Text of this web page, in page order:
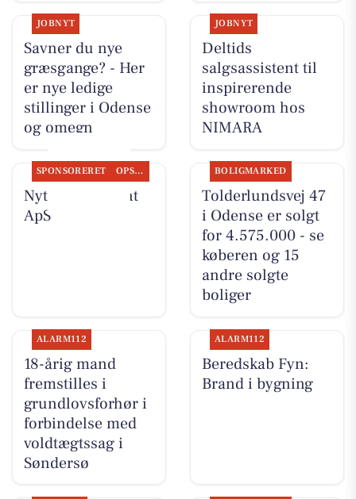
JOBNYT
Savner du nye
græsgange? - Her
er nye ledige
stillinger i Odense
og omegn
JOBNYT
Deltids
salgsassistent til
inspirerende
showroom hos
NIMARA
SPONSORERET OPSLAGSTAVLEN
Nyt fra Fairpaint
ApS
BOLIGMARKED
Tolderlundsvej 47
i Odense er solgt
for 4.575.000 - se
køberen og 15
andre solgte
boliger
ALARM112
18-årig mand
fremstilles i
grundlovsforhør i
forbindelse med
voldtægtssag i
Søndersø
ALARM112
Beredskab Fyn:
Brand i bygning